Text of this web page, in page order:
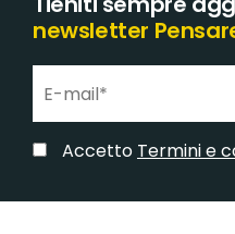
newsletter
Accetto Termini e